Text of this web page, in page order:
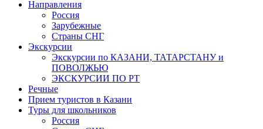
Направления
Россия
Зарубежные
Страны СНГ
Экскурсии
Экскурсии по КАЗАНИ, ТАТАРСТАНУ и
ПОВОЛЖЬЮ
ЭКСКУРСИИ ПО РТ
Речные
Прием туристов в Казани
Туры для школьников
Россия